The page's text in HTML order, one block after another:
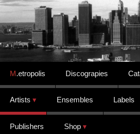
Skip to content
M.etropolis Discograpies
Artists Ensembles Labels
Publishers Shop